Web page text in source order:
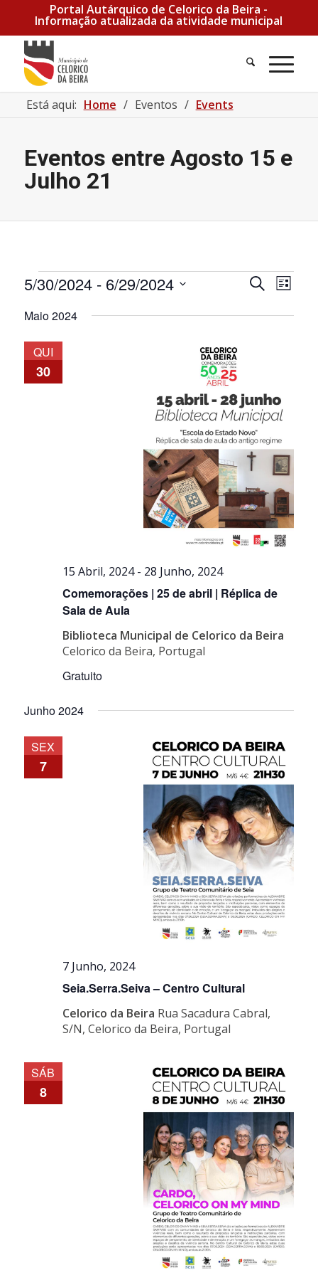
Portal Autárquico de Celorico da Beira -
Informação atualizada da atividade municipal
Está aqui: Home / Eventos / Events
Eventos entre Agosto 15 e
Julho 21
Eventos
de
pesquisa
Pesquisar
de
Lista
5/30/2024 - 6/29/2024
a
data.
Maio 2024
QUI
30
Comemorações | 25 de abril | Réplica de
Sala de Aula
15 Abril, 2024- 28 Junho, 2024
Biblioteca Municipal de Celorico da Beira
Celorico da Beira, Portugal
Gratuito
Junho 2024
SEX
7
Seia.Serra.Seiva – Centro Cultural
7 Junho, 2024
Celorico da Beira Rua Sacadura Cabral,
S/N, Celorico da Beira, Portugal
SÁB
8